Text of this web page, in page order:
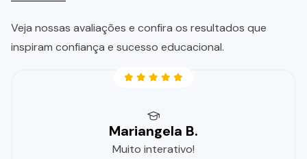
Veja nossas avaliações e confira os resultados que
inspiram confiança e sucesso educacional.
Mariangela B.
Muito interativo!